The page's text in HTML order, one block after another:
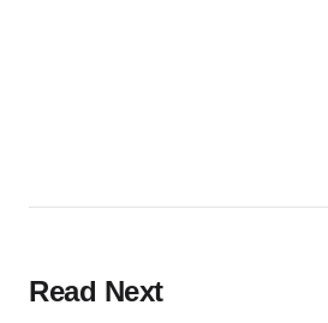
Read Next